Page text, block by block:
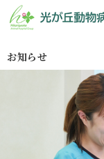
お知らせ